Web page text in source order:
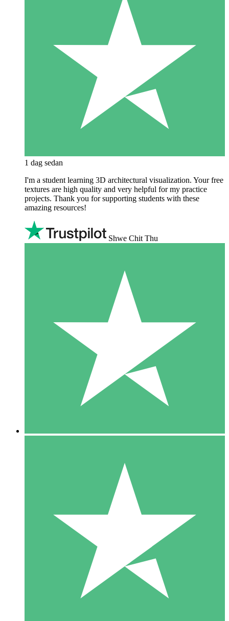
1 dag sedan
I'm a student learning 3D architectural visualization. Your free
textures are high quality and very helpful for my practice
projects. Thank you for supporting students with these
amazing resources!
Shwe Chit Thu